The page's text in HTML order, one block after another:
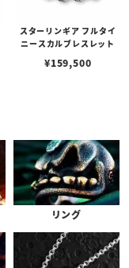
スターリンギア フルタイ
ニースカルブレスレット
¥159,500
リング